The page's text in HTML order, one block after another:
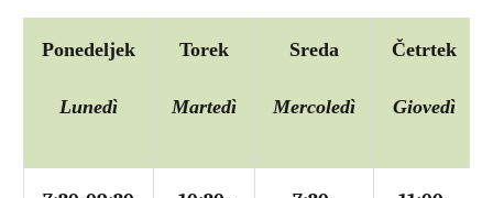
Ponedeljek
Lunedì
Torek
Martedì
Sreda
Mercoledì
Četrtek
Giovedì